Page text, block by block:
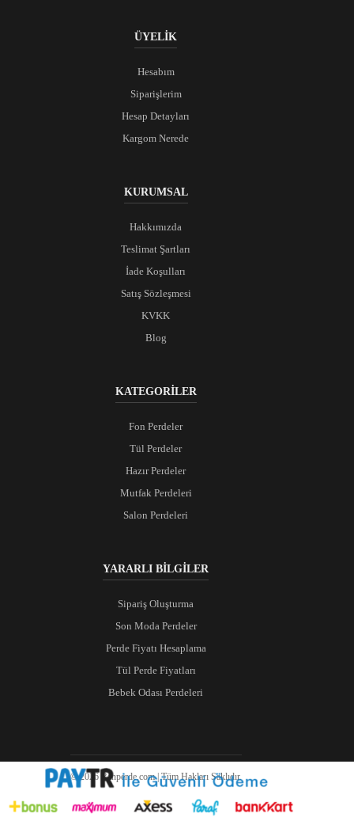
ÜYELİK
Hesabım
Siparişlerim
Hesap Detayları
Kargom Nerede
KURUMSAL
Hakkımızda
Teslimat Şartları
İade Koşulları
Satış Sözleşmesi
KVKK
Blog
KATEGORİLER
Fon Perdeler
Tül Perdeler
Hazır Perdeler
Mutfak Perdeleri
Salon Perdeleri
YARARLI BİLGİLER
Sipariş Oluşturma
Son Moda Perdeler
Perde Fiyatı Hesaplama
Tül Perde Fiyatları
Bebek Odası Perdeleri
© 2026 Ranperde.com | Tüm Hakları Saklıdır.